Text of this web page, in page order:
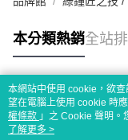
本分類熱銷全站
熱門標籤
本網站中使用 cookie，欲
望在電腦上使用 cookie 時
權條款 」之 Cookie 聲明。
用條款之 Cookie 聲明使用
了解更多 >